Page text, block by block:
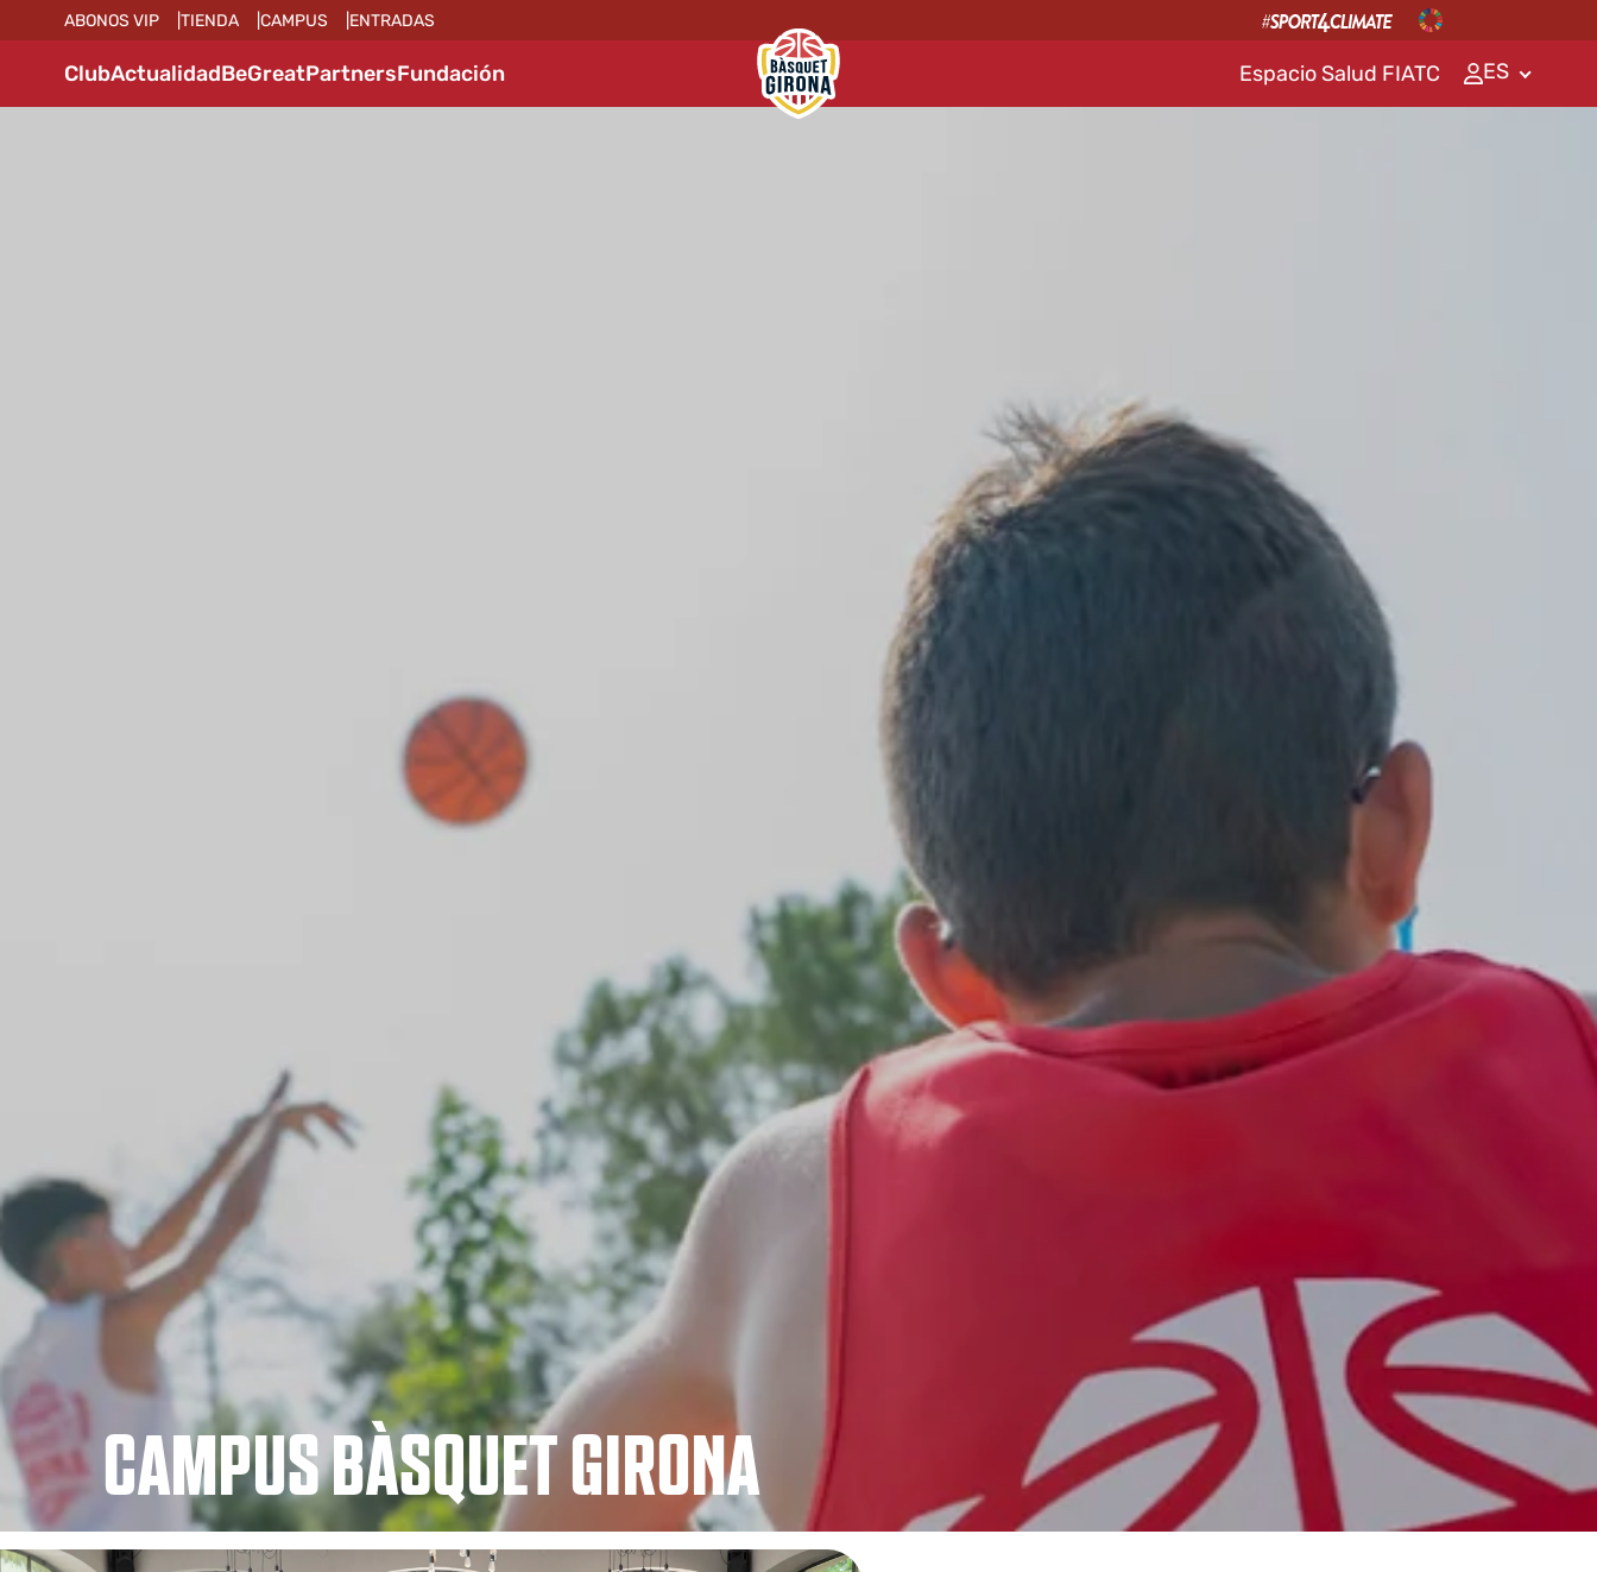
ABONOS VIP TIENDA CAMPUS ENTRADAS
ClubActualidadBeGreatPartnersFundación Espacio Salud FIATC ES
CAMPUS BÀSQUET GIRONA